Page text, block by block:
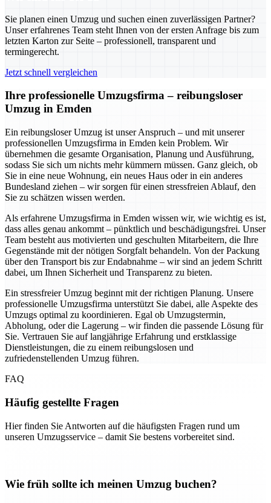
Sie planen einen Umzug und suchen einen zuverlässigen Partner?
Unser erfahrenes Team steht Ihnen von der ersten Anfrage bis zum
letzten Karton zur Seite – professionell, transparent und
termingerecht.
Jetzt schnell vergleichen
Ihre professionelle Umzugsfirma – reibungsloser
Umzug in Emden
Ein reibungsloser Umzug ist unser Anspruch – und mit unserer
professionellen Umzugsfirma in Emden kein Problem. Wir
übernehmen die gesamte Organisation, Planung und Ausführung,
sodass Sie sich um nichts mehr kümmern müssen. Ganz gleich, ob
Sie in eine neue Wohnung, ein neues Haus oder in ein anderes
Bundesland ziehen – wir sorgen für einen stressfreien Ablauf, den
Sie zu schätzen wissen werden.
Als erfahrene Umzugsfirma in Emden wissen wir, wie wichtig es ist,
dass alles genau ankommt – pünktlich und beschädigungsfrei. Unser
Team besteht aus motivierten und geschulten Mitarbeitern, die Ihre
Gegenstände mit der nötigen Sorgfalt behandeln. Von der Packung
über den Transport bis zur Endabnahme – wir sind an jedem Schritt
dabei, um Ihnen Sicherheit und Transparenz zu bieten.
Ein stressfreier Umzug beginnt mit der richtigen Planung. Unsere
professionelle Umzugsfirma unterstützt Sie dabei, alle Aspekte des
Umzugs optimal zu koordinieren. Egal ob Umzugstermin,
Abholung, oder die Lagerung – wir finden die passende Lösung für
Sie. Vertrauen Sie auf langjährige Erfahrung und erstklassige
Dienstleistungen, die zu einem reibungslosen und
zufriedenstellenden Umzug führen.
FAQ
Häufig gestellte Fragen
Hier finden Sie Antworten auf die häufigsten Fragen rund um
unseren Umzugsservice – damit Sie bestens vorbereitet sind.
Wie früh sollte ich meinen Umzug buchen?